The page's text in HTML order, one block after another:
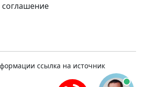
соглашение
ссылка на источник